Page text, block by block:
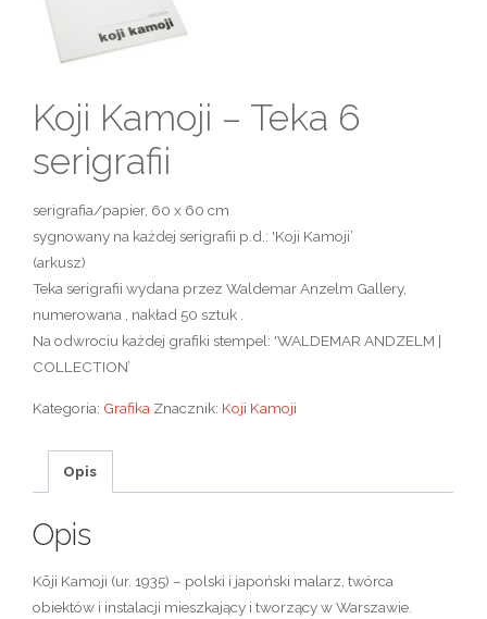
Koji Kamoji – Teka 6
serigrafii
serigrafia/papier, 60 x 60 cm
sygnowany na każdej serigrafii p.d.: 'Koji Kamoji’
(arkusz)
Teka serigrafii wydana przez Waldemar Anzelm Gallery,
numerowana , nakład 50 sztuk .
Na odwrociu każdej grafiki stempel: 'WALDEMAR ANDZELM |
COLLECTION’
Kategoria: Grafika Znacznik: Koji Kamoji
Opis
Opis
Kōji Kamoji (ur. 1935) – polski i japoński malarz, twórca
obiektów i instalacji mieszkający i tworzący w Warszawie.